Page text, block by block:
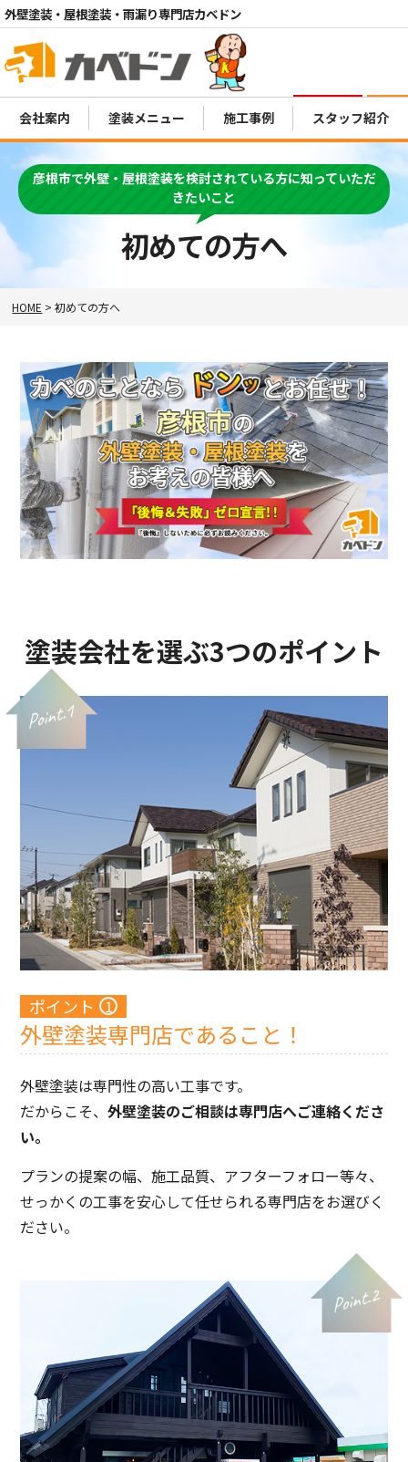
外壁塗装・屋根塗装・雨漏り専門店カベドン
電話 MENU
会社案内 塗装メニュー 施工事例 スタッフ紹介
初めての方へ
彦根市で外壁・屋根塗装を検討されている方に知っていただ
きたいこと
HOME >初めての方へ
塗装会社を選ぶ3つのポイント
ポイント
外壁塗装専門店であること！
外壁塗装は専門性の高い工事です。
だからこそ、外壁塗装のご相談は専門店へご連絡くださ
い。
プランの提案の幅、施工品質、アフターフォロー等々、
せっかくの工事を安心して任せられる専門店をお選びく
ださい。